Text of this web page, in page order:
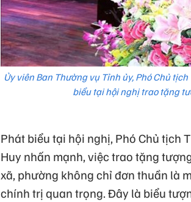
Ủy viên Ban Thường vụ Tỉnh ủy, Phó Chủ
biểu tại hội nghị trao tặng
Phát biểu tại hội nghị, Phó Chủ tịch
Huy nhấn mạnh, việc trao tặng
xã, phường không chỉ đơn thuần là
chính trị quan trọng. Đây là biểu